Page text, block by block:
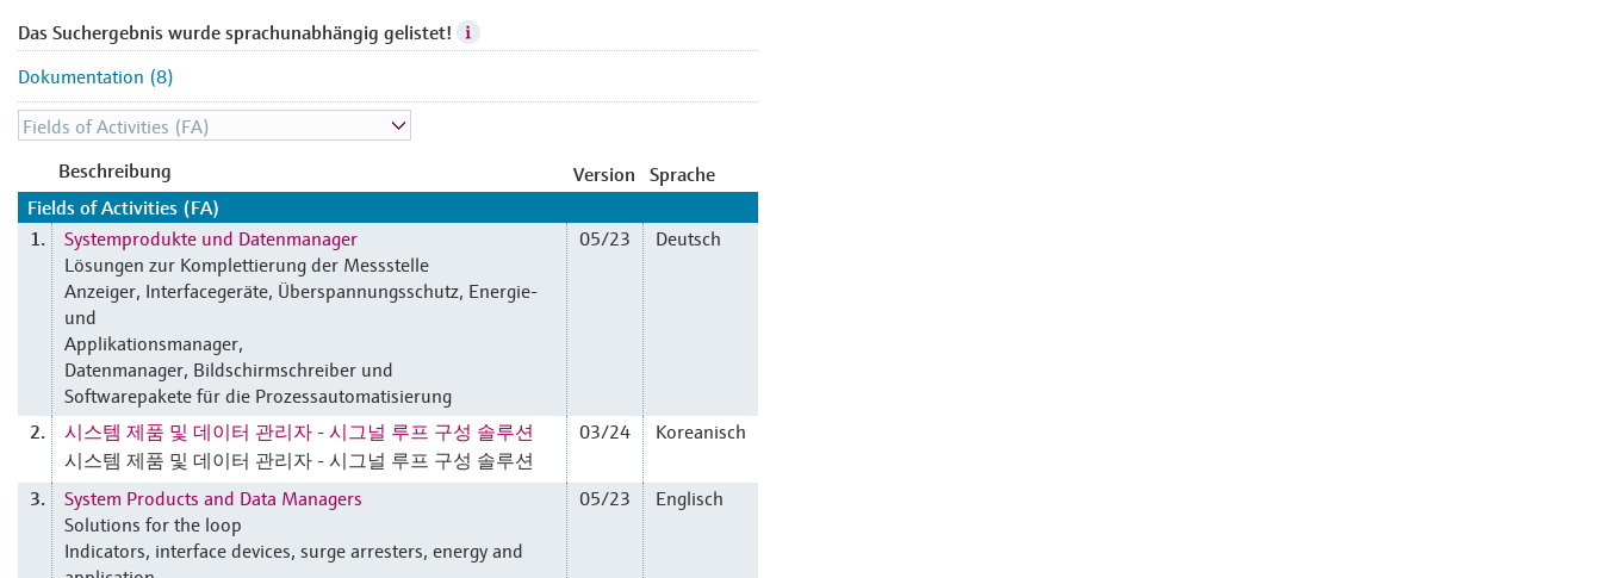
Das Suchergebnis wurde sprachunabhängig gelistet!
Dokumentation (8)
Beschreibung Version
Sprache
Fields of Activities (FA)
1.
Systemprodukte und Datenmanager
Lösungen zur Komplettierung der Messstelle
Anzeiger, Interfacegeräte, Überspannungsschutz, Energie-
und
Applikationsmanager,
Datenmanager, Bildschirmschreiber und
Softwarepakete für die Prozessautomatisierung
05/23 Deutsch
2.
시스템 제품 및 데이터 관리자 - 시그널 루프 구성 솔루션
시스템 제품 및 데이터 관리자 - 시그널 루프 구성 솔루션
03/24 Koreanisch
3.
System Products and Data Managers
Solutions for the loop
Indicators, interface devices, surge arresters, energy and
05/23 Englisch